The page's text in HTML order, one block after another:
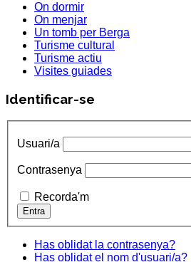
On dormir
On menjar
Un tomb per Berga
Turisme cultural
Turisme actiu
Visites guiades
Identificar-se
Usuari/a
Contrasenya
Recorda'm
Has oblidat la contrasenya?
Has oblidat el nom d'usuari/a?